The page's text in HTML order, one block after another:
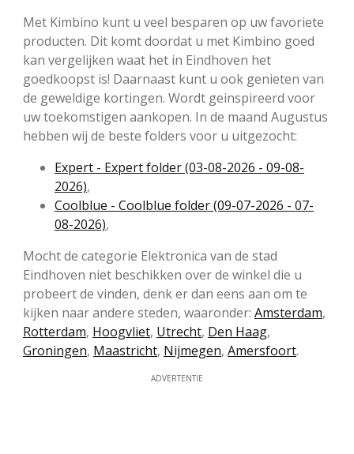
Met Kimbino kunt u veel besparen op uw favoriete
producten. Dit komt doordat u met Kimbino goed
kan vergelijken waat het in Eindhoven het
goedkoopst is! Daarnaast kunt u ook genieten van
de geweldige kortingen. Wordt geinspireerd voor
uw toekomstigen aankopen. In de maand Augustus
hebben wij de beste folders voor u uitgezocht:
Expert - Expert folder (03-08-2026 - 09-08-
2026),
Coolblue - Coolblue folder (09-07-2026 - 07-
08-2026),
Mocht de categorie Elektronica van de stad
Eindhoven niet beschikken over de winkel die u
probeert de vinden, denk er dan eens aan om te
kijken naar andere steden, waaronder: Amsterdam,
Rotterdam, Hoogvliet, Utrecht, Den Haag,
Groningen, Maastricht, Nijmegen, Amersfoort.
ADVERTENTIE